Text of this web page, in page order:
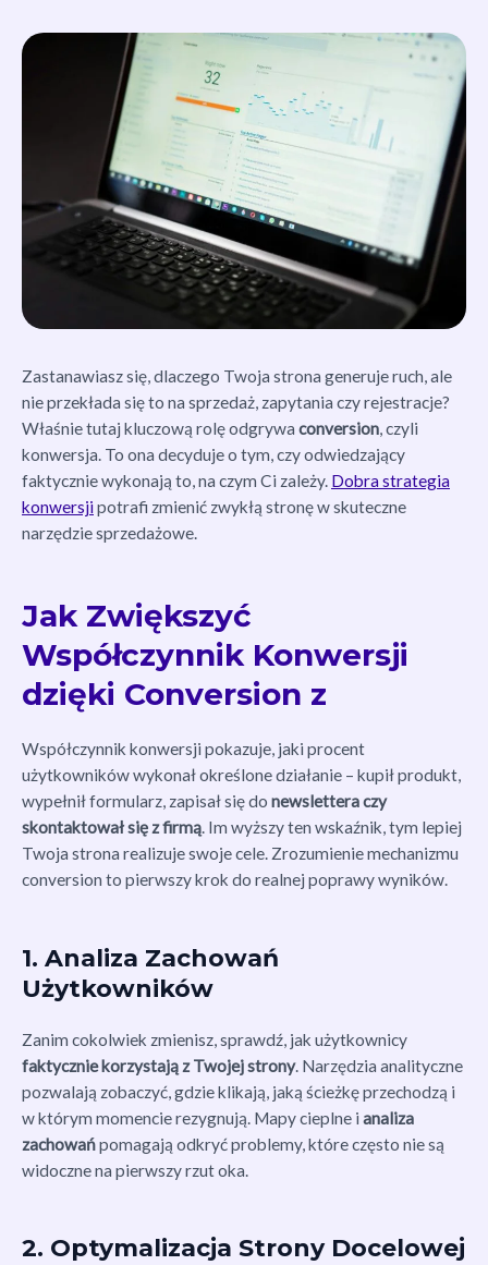
Zastanawiasz się, dlaczego Twoja strona generuje ruch, ale
nie przekłada się to na sprzedaż, zapytania czy rejestracje?
Właśnie tutaj kluczową rolę odgrywa conversion , czyli
konwersja. To ona decyduje o tym, czy odwiedzający
faktycznie wykonają to, na czym Ci zależy. Dobra strategia
konwersjipotrafi zmienić zwykłą stronę w skuteczne
narzędzie sprzedażowe.
Jak Zwiększyć
Współczynnik Konwersji
dzięki Conversion z
Współczynnik konwersji pokazuje, jaki procent
użytkowników wykonał określone działanie – kupił produkt,
wypełnił formularz, zapisał się do newslettera czy
skontaktował się z firmą. Im wyższy ten wskaźnik, tym lepiej
Twoja strona realizuje swoje cele. Zrozumienie mechanizmu
conversion to pierwszy krok do realnej poprawy wyników.
1. Analiza Zachowań
Użytkowników
Zanim cokolwiek zmienisz, sprawdź, jak użytkownicy
faktycznie korzystają z Twojej strony. Narzędzia analityczne
pozwalają zobaczyć, gdzie klikają, jaką ścieżkę przechodzą i
w którym momencie rezygnują. Mapy cieplne i analiza
zachowańpomagają odkryć problemy, które często nie są
widoczne na pierwszy rzut oka.
2. Optymalizacja Strony Docelowej